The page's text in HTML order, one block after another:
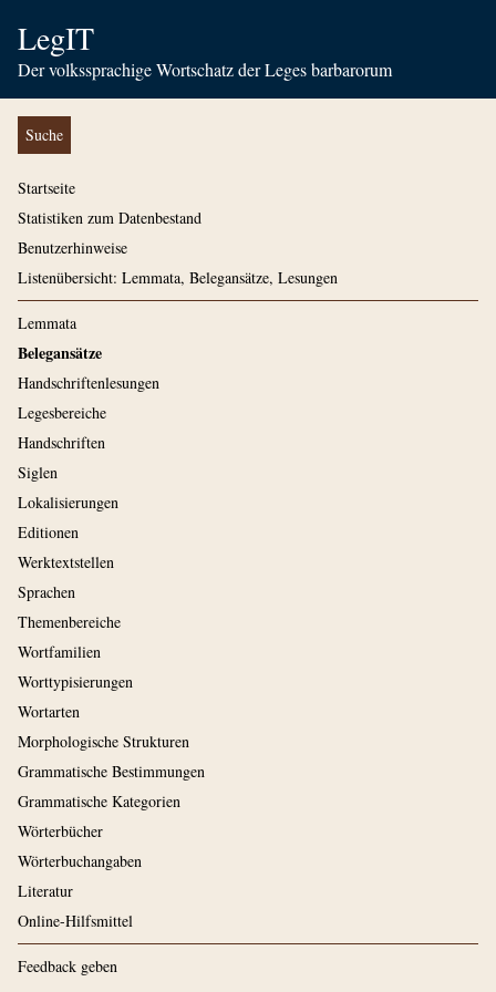
LegIT
Der volkssprachige Wortschatz der Leges barbarorum
Suche
Startseite
Statistiken zum Datenbestand
Benutzerhinweise
Listenübersicht: Lemmata, Belegansätze, Lesungen
Lemmata
Belegansätze
Handschriftenlesungen
Legesbereiche
Handschriften
Siglen
Lokalisierungen
Editionen
Werktextstellen
Sprachen
Themenbereiche
Wortfamilien
Worttypisierungen
Wortarten
Morphologische Strukturen
Grammatische Bestimmungen
Grammatische Kategorien
Wörterbücher
Wörterbuchangaben
Literatur
Online-Hilfsmittel
Feedback geben